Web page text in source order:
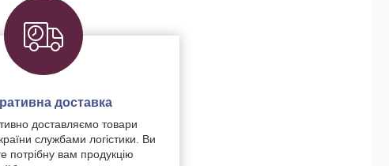
доставка
доставляємо товари
службами логістики. Ви
потрібну вам продукцію